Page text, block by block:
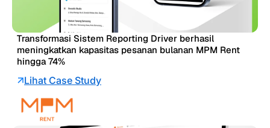
Transformasi Sistem Reporting Driver berhasil
meningkatkan kapasitas pesanan bulanan MPM Rent
hingga 74%
Lihat Case Study